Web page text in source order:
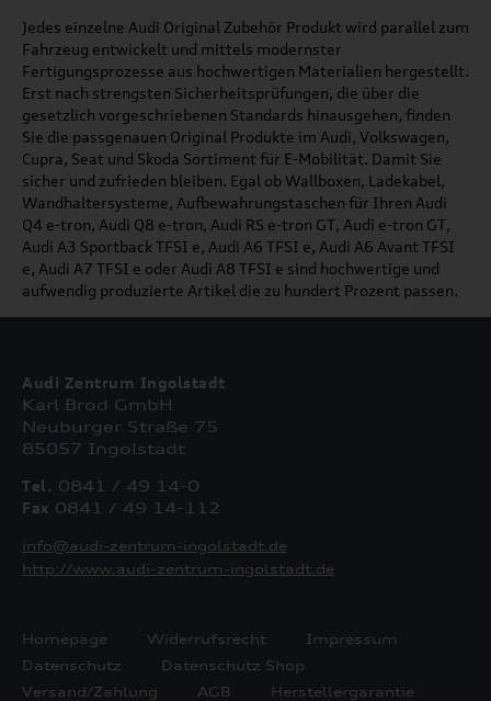
Jedes einzelne Audi Original Zubehör Produkt wird parallel zum
Fahrzeug entwickelt und mittels modernster
Fertigungsprozesse aus hochwertigen Materialien hergestellt.
Erst nach strengsten Sicherheitsprüfungen, die über die
gesetzlich vorgeschriebenen Standards hinausgehen, finden
Sie die passgenauen Original Produkte im Audi, Volkswagen,
Cupra, Seat und Skoda Sortiment für E-Mobilität. Damit Sie
sicher und zufrieden bleiben. Egal ob Wallboxen, Ladekabel,
Wandhaltersysteme, Aufbewahrungstaschen für Ihren Audi
Q4 e-tron, Audi Q8 e-tron, Audi RS e-tron GT, Audi e-tron GT,
Audi A3 Sportback TFSI e, Audi A6 TFSI e, Audi A6 Avant TFSI
e, Audi A7 TFSI e oder Audi A8 TFSI e sind hochwertige und
aufwendig produzierte Artikel die zu hundert Prozent passen.
Audi Zentrum Ingolstadt
Karl Brod GmbH
Neuburger Straße 75
85057 Ingolstadt
Tel. 0841 / 49 14-0
Fax 0841 / 49 14-112
info@audi-zentrum-ingolstadt.de
http://www.audi-zentrum-ingolstadt.de
Homepage Widerrufsrecht
Impressum
Datenschutz
Datenschutz Shop
Versand/Zahlung
AGB Herstellergarantie